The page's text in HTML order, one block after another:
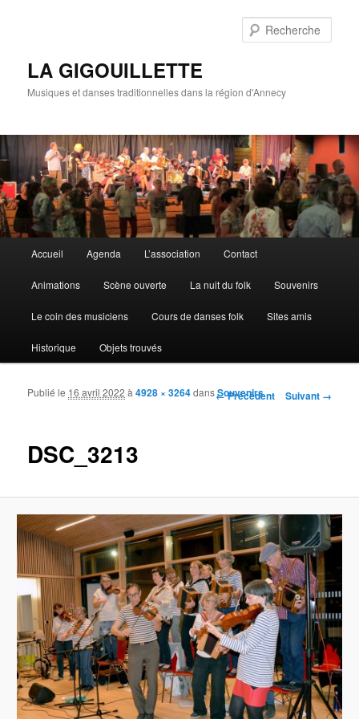
LA GIGOUILLETTE
Musiques et danses traditionnelles dans la région d'Annecy
Aller au contenu principal
Aller au contenu secondaire
Accueil Agenda L’association Contact
Animations Scène ouverte La nuit du folk Souvenirs
Le coin des musiciens Cours de danses folk Sites amis
Historique Objets trouvés
Navigation des images
← Précédent Suivant →
DSC_3213
Publié le 16 avril 2022 à4928 × 3264dansSouvenirs